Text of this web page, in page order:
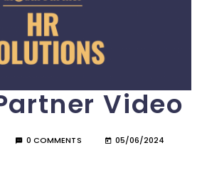
Video
0 COMMENTS 05/06/2024